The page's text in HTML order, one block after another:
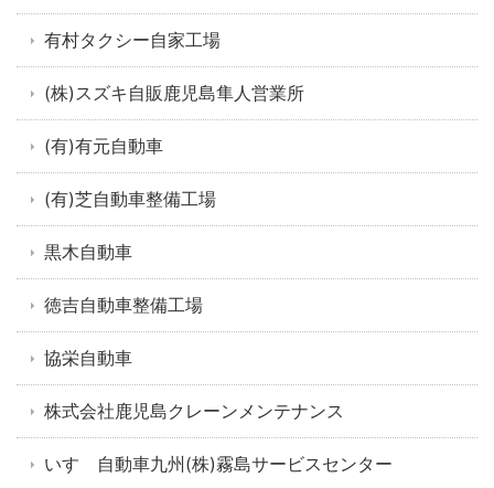
有村タクシー自家工場
(株)スズキ自販鹿児島隼人営業所
(有)有元自動車
(有)芝自動車整備工場
黒木自動車
徳吉自動車整備工場
協栄自動車
株式会社鹿児島クレーンメンテナンス
いすゞ自動車九州(株)霧島サービスセンター